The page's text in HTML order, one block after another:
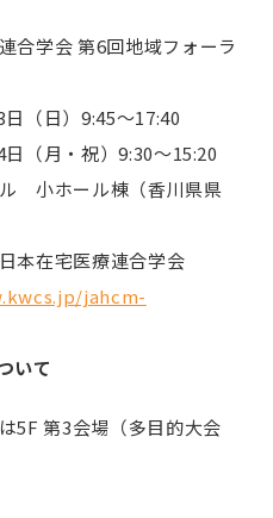
合学会 第6回地域フォーラ
日）9:45～17:40
・祝）9:30～15:20
ホール棟（香川県県
在宅医療連合学会
jahcm-
いて
第3会場（多目的大会